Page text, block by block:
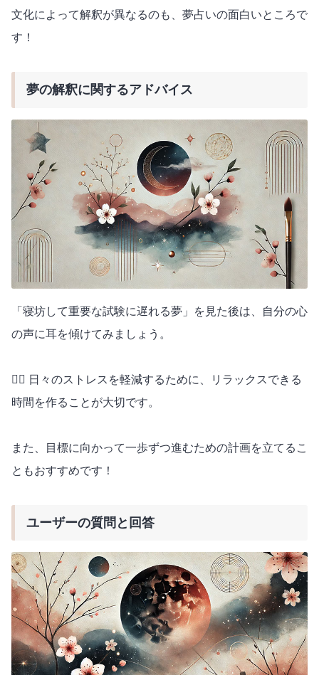
文化によって解釈が異なるのも、夢占いの面白いところで
す！
夢の解釈に関するアドバイス
「寝坊して重要な試験に遅れる夢」を見た後は、自分の心
の声に耳を傾けてみましょう。
🧘‍♂️ 日々のストレスを軽減するために、リラックスできる
時間を作ることが大切です。
また、目標に向かって一歩ずつ進むための計画を立てるこ
ともおすすめです！
ユーザーの質問と回答